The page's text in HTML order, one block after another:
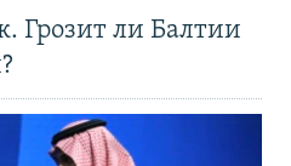
Грозит ли Балтии